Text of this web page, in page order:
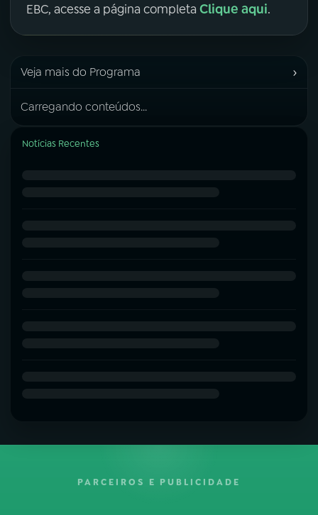
EBC, acesse a página completa Clique aqui.
Veja mais do Programa ›
Carregando conteúdos...
Notícias Recentes
PARCEIROS E PUBLICIDADE